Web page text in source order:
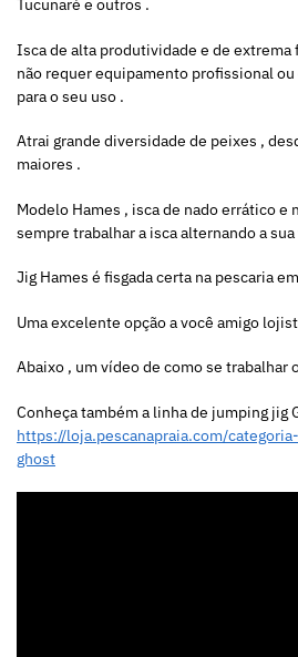
Tucunaré e outros .
Isca de alta produtividade e de extrema
não requer equipamento profissional
para o seu uso .
Atrai grande diversidade de peixes ,
maiores .
Modelo Hames , isca de nado errático e
sempre trabalhar a isca alternando a
Jig Hames é fisgada certa na pescaria
Uma excelente opção a você amigo
Abaixo , um vídeo de como se trabalhar
Conheça também a linha de jumping jig
https://loja.pescanapraia.com/
ghost